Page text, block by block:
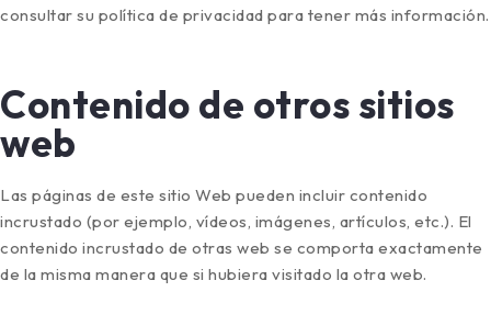
consultar su política de privacidad para tener más información.
Contenido de otros sitios
web
Las páginas de este sitio Web pueden incluir contenido
incrustado (por ejemplo, vídeos, imágenes, artículos, etc.). El
contenido incrustado de otras web se comporta exactamente
de la misma manera que si hubiera visitado la otra web.